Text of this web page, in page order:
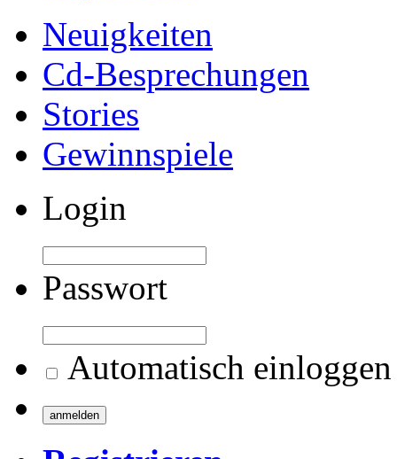
Neuigkeiten
Cd-Besprechungen
Stories
Gewinnspiele
Login
Passwort
Automatisch einloggen